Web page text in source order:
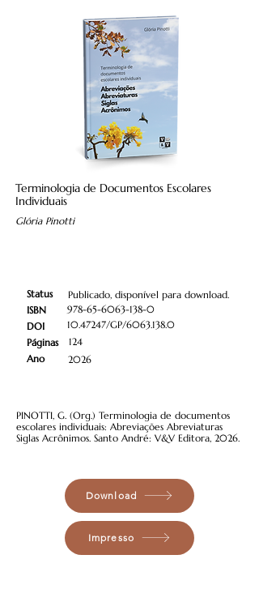
Terminologia de Documentos Escolares
Individuais
Glória Pinotti
Status
ISBN
DOI
Páginas
Ano
Publicado, disponível para download.
978-65-6063-138-0
10.47247/GP/6063.138.0
124
2026
PINOTTI, G. (Org.) Terminologia de documentos
escolares individuais: Abreviações Abreviaturas
Siglas Acrônimos. Santo André: V&V Editora, 2026.
Download
Impresso